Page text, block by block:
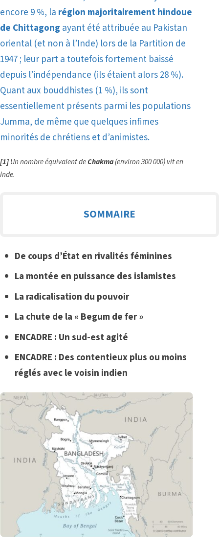
encore 9 %, la région majoritairement hindoue
de Chittagong ayant été attribuée au Pakistan
oriental (et non à l’Inde) lors de la Partition de
1947 ; leur part a toutefois fortement baissé
depuis l’indépendance (ils étaient alors 28 %).
Quant aux bouddhistes (1 %), ils sont
essentiellement présents parmi les populations
Jumma, de même que quelques infimes
minorités de chrétiens et d’animistes.
[1]Un nombre équivalent deChakma(environ 300 000) vit en
Inde.
SOMMAIRE
De coups d’État en rivalités féminines
La montée en puissance des islamistes
La radicalisation du pouvoir
La chute de la « Begum de fer »
ENCADRE : Un sud-est agité
ENCADRE : Des contentieux plus ou moins
réglés avec le voisin indien